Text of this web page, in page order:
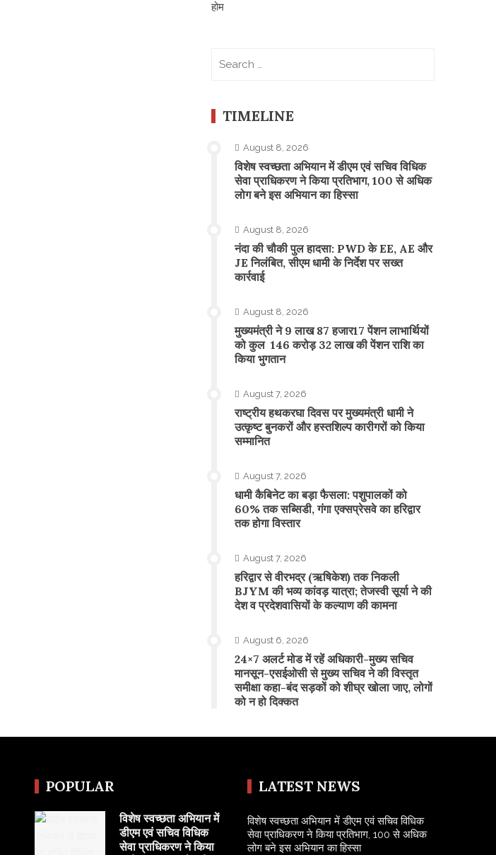
होम
TIMELINE
August 8, 2026
विशेष स्वच्छता अभियान में डीएम एवं सचिव विधिक
सेवा प्राधिकरण ने किया प्रतिभाग, 100 से अधिक
लोग बने इस अभियान का हिस्सा
August 8, 2026
नंदा की चौकी पुल हादसा: PWD के EE, AE और
JE निलंबित, सीएम धामी के निर्देश पर सख्त
कार्रवाई
August 8, 2026
मुख्यमंत्री ने 9 लाख 87 हजार17 पेंशन लाभार्थियों
को कुल 146 करोड़ 32 लाख की पेंशन राशि का
किया भुगतान
August 7, 2026
राष्ट्रीय हथकरघा दिवस पर मुख्यमंत्री धामी ने
उत्कृष्ट बुनकरों और हस्तशिल्प कारीगरों को किया
सम्मानित
August 7, 2026
​धामी कैबिनेट का बड़ा फैसला: पशुपालकों को
60% तक सब्सिडी, गंगा एक्सप्रेसवे का हरिद्वार
तक होगा विस्तार
August 7, 2026
​हरिद्वार से वीरभद्र (ऋषिकेश) तक निकली
BJYM की भव्य कांवड़ यात्रा; तेजस्वी सूर्या ने की
देश व प्रदेशवासियों के कल्याण की कामना
August 6, 2026
24×7 अलर्ट मोड में रहें अधिकारी-मुख्य सचिव
मानसून-एसईओसी से मुख्य सचिव ने की विस्तृत
समीक्षा कहा-बंद सड़कों को शीघ्र खोला जाए, लोगों
को न हो दिक्कत
POPULAR
विशेष स्वच्छता अभियान में
डीएम एवं सचिव विधिक
सेवा प्राधिकरण ने किया
LATEST NEWS
विशेष स्वच्छता अभियान में डीएम एवं सचिव विधिक
सेवा प्राधिकरण ने किया प्रतिभाग, 100 से अधिक
लोग बने इस अभियान का हिस्सा